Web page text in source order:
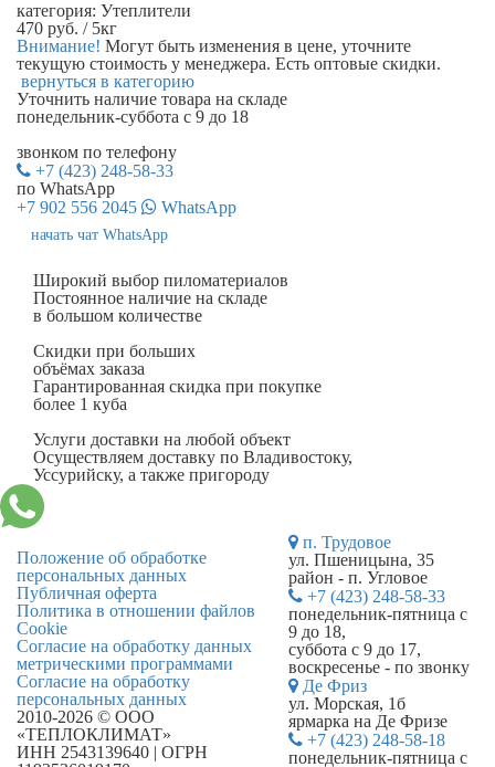
категория: Утеплители
470 руб. / 5кг
Внимание! Могут быть изменения в цене, уточните
текущую стоимость у менеджера. Есть оптовые скидки.
вернуться в категорию
Уточнить наличие товара на складе
понедельник-суббота с 9 до 18
звонком по телефону
+7 (423) 248-58-33
по WhatsApp
+7 902 556 2045
WhatsApp
начать чат WhatsApp
Широкий выбор пиломатериалов
Постоянное наличие на складе
в большом количестве
Скидки при больших
объёмах заказа
Гарантированная скидка при покупке
более 1 куба
Услуги доставки на любой объект
Осуществляем доставку по Владивостоку,
Уссурийску, а также пригороду
Положение об обработке
персональных данных
Публичная оферта
Политика в отношении файлов
Cookie
Согласие на обработку данных
метрическими программами
Согласие на обработку
персональных данных
2010-2026 © ООО
«ТЕПЛОКЛИМАТ»
ИНН 2543139640 | ОГРН
п. Трудовое
ул. Пшеницына, 35
район - п. Угловое
+7 (423) 248-58-33
понедельник-пятница с
9 до 18,
суббота с 9 до 17,
воскресенье - по звонку
Де Фриз
ул. Морская, 1б
ярмарка на Де Фризе
+7 (423) 248-58-18
понедельник-пятница с